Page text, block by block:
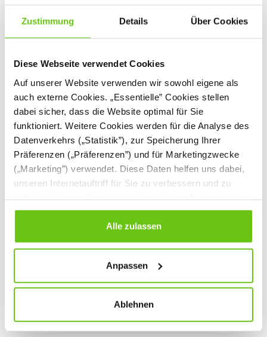
Zustimmung Details Über Cookies
Diese Webseite verwendet Cookies
Auf unserer Website verwenden wir sowohl eigene als
auch externe Cookies. „Essentielle” Cookies stellen
dabei sicher, dass die Website optimal für Sie
funktioniert. Weitere Cookies werden für die Analyse des
Datenverkehrs („Statistik”), zur Speicherung Ihrer
Präferenzen („Präferenzen”) und für Marketingzwecke
(„Marketing”) verwendet. Diese Daten helfen uns dabei,
unseren Internetauftriff für Sie zu verbessern und zu
Cookies Sie erlauben. Verweigern Sie Ihre Zustimmung,
wählen Sie „Alle ablehnen” – in diesem Fall werden nur
Daten verarbeitet, die für den Besuch unserer Website
jederzeit ändern, indem Sie auf die Schaltfläche unten
links klicken. Weitere Informationen zur Datennutzung
Alle zulassen
Anpassen
Ablehnen
Schultische – Funktionalität und
Komfort in jedem Klassenzimmer